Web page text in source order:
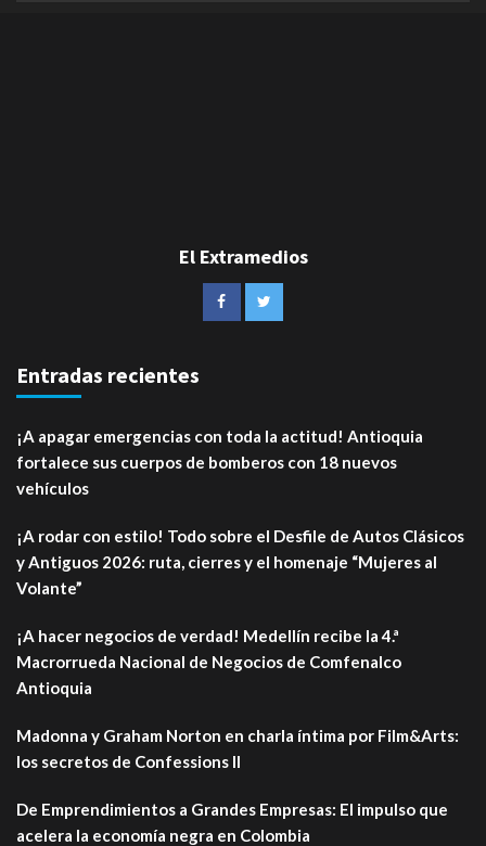
El Extramedios
Entradas recientes
¡A apagar emergencias con toda la actitud! Antioquia
fortalece sus cuerpos de bomberos con 18 nuevos
vehículos
¡A rodar con estilo! Todo sobre el Desfile de Autos Clásicos
y Antiguos 2026: ruta, cierres y el homenaje “Mujeres al
Volante”
¡A hacer negocios de verdad! Medellín recibe la 4.ª
Macrorrueda Nacional de Negocios de Comfenalco
Antioquia
Madonna y Graham Norton en charla íntima por Film&Arts:
los secretos de Confessions II
De Emprendimientos a Grandes Empresas: El impulso que
acelera la economía negra en Colombia